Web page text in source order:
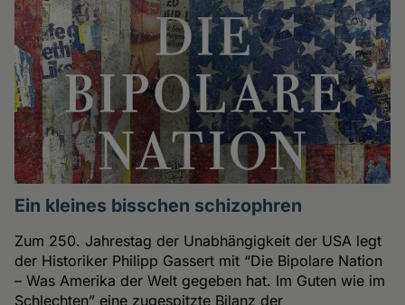
Ein kleines bisschen schizophren
Zum 250. Jahrestag der Unabhängigkeit der USA legt
der Historiker Philipp Gassert mit “Die Bipolare Nation
– Was Amerika der Welt gegeben hat. Im Guten wie im
Schlechten” eine zugespitzte Bilanz der